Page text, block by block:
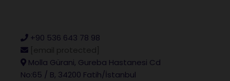
+90 536 643 78 98
Molla Gürani, Gureba Hastanesi Cd
No:65 / B, 34200 Fatih/İstanbul